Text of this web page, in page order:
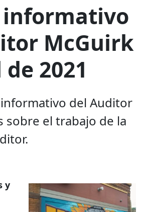
McGuirk
2021
del Auditor
sobre el trabajo de la
y